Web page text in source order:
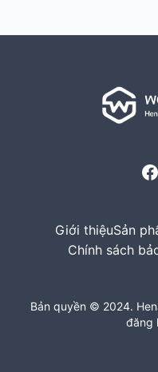
Giới thiệuSản
Chính sách
Bản quyền © 2024.
đăng